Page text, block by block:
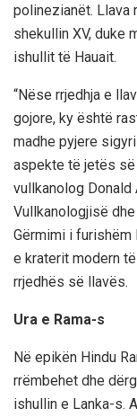
polinezianët. Llava
shekullin XV, duke
ishullit të Hauait.
“Nëse rrjedhja e
gojore, ky është
madhe pyjere
aspekte të jetës së
vullkanolog Donald
Vullkanologjisë dhe
Gërmimi i furishëm
e kraterit modern
rrjedhës së llavës.
Ura e Rama-s
Në epikën Hindu
rrëmbehet dhe
ishullin e Lanka-s.